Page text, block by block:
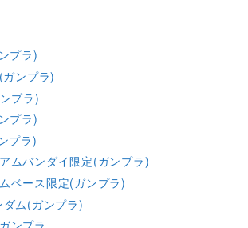
プラ)
ンプラ)
プラ)
プラ)
プラ)
ムバンダイ限定(ガンプラ)
ベース限定(ガンプラ)
ダム(ガンプラ)